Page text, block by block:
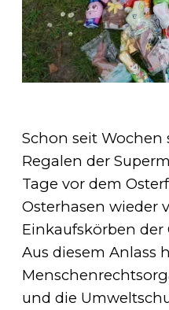
Schon seit Wochen
Regalen der
Tage vor dem
Osterhasen wieder
Einkaufskörben
Aus diesem Anlass
und die